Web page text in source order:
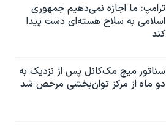
ترامپ: ما اجازه نمی‌دهیم جمهوری
اسلامی به سلاح هسته‌ای دست پیدا
کند
سناتور میچ مک‌کانل پس از نزدیک به
دو ماه از مرکز توان‌بخشی مرخص شد